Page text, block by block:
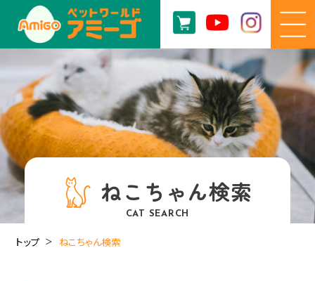
ねこちゃん検索
CAT SEARCH
トップ ねこちゃん検索